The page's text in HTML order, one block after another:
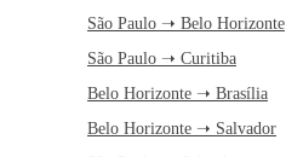
São Paulo ➝ Belo Horizonte
São Paulo ➝ Curitiba
Belo Horizonte ➝ Brasília
Belo Horizonte ➝ Salvador